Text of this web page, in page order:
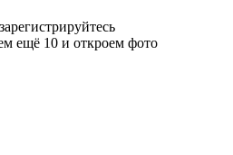
ещё 10 и откроем фото